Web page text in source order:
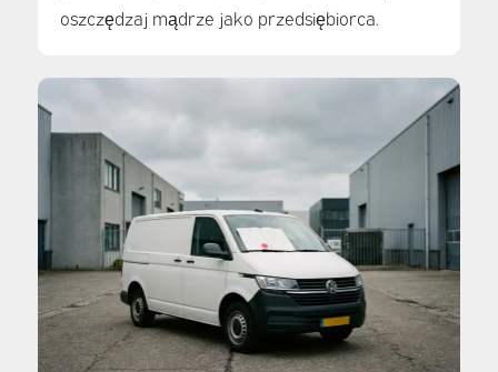
oszczędzaj mądrze jako przedsiębiorca.